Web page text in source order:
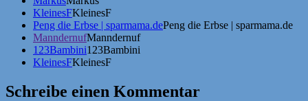
KleinesFKleinesF
Peng die Erbse | sparmama.dePeng die Erbse | sparmama.de
ManndernufManndernuf
123Bambini123Bambini
KleinesFKleinesF
Schreibe einen Kommentar